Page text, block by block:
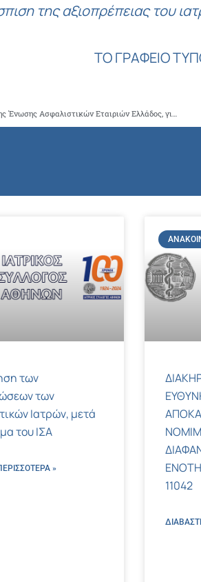
της αξιοπρέπειας του
ΤΟ ΓΡΑΦΕΙΟ
των
των
Ιατρών, μετά
του ΙΣΑ
»
11042